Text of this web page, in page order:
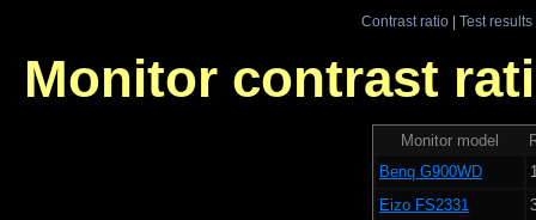
Contrast ratio| Test results
Monitor contrast
Monitor model
Benq G900WD
Eizo FS2331